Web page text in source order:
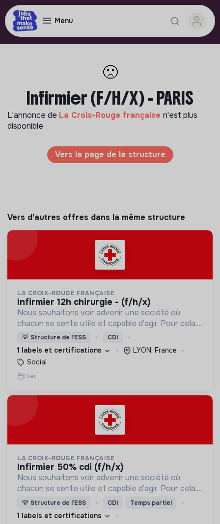
Menu
🙁
Infirmier (F/H/X) - PARIS
L'annonce de La Croix-Rouge française n'est plus
disponible
Vers la page de la structure
Vers d'autres offres dans la même structure
LA CROIX-ROUGE FRANÇAISE
infirmier 12h chirurgie - (f/h/x)
Nous souhaitons voir advenir une société où
chacun se sente utile et capable d’agir. Pour cela,
nous proposons des moyens et des lieux
d’engagement innovants et adaptés à tous.
💡 Structure de l’ESS CDI
1 labels et certifications
LYON, France
Social
Hier
LA CROIX-ROUGE FRANÇAISE
infirmier 50% cdi (f/h/x)
Nous souhaitons voir advenir une société où
chacun se sente utile et capable d’agir. Pour cela,
nous proposons des moyens et des lieux
d’engagement innovants et adaptés à tous.
💡 Structure de l’ESS CDI Temps partiel
1 labels et certifications